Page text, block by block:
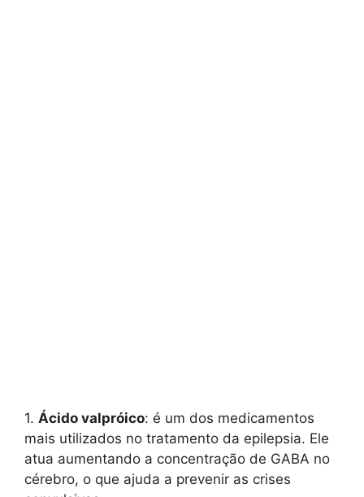
1. Ácido valpróico: é um dos medicamentos
mais utilizados no tratamento da epilepsia. Ele
atua aumentando a concentração de GABA no
cérebro, o que ajuda a prevenir as crises